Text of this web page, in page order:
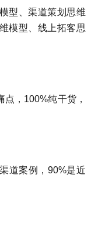
、渠道策划思维
模型、线上拓客思
，100%纯干货，
案例，90%是近